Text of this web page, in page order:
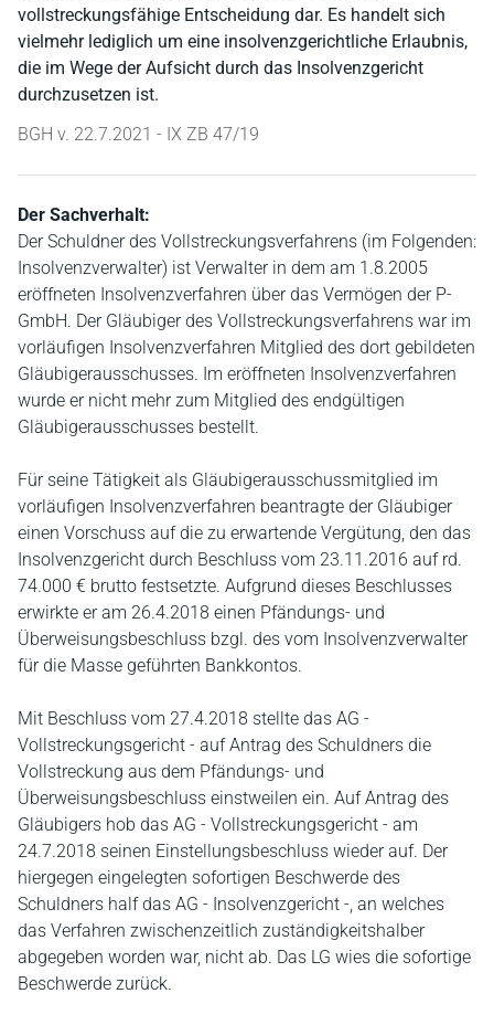
vollstreckungsfähige Entscheidung dar. Es handelt sich
vielmehr lediglich um eine insolvenzgerichtliche Erlaubnis,
die im Wege der Aufsicht durch das Insolvenzgericht
durchzusetzen ist.
BGH v. 22.7.2021 - IX ZB 47/19
Der Sachverhalt:
Der Schuldner des Vollstreckungsverfahrens (im Folgenden:
Insolvenzverwalter) ist Verwalter in dem am 1.8.2005
eröffneten Insolvenzverfahren über das Vermögen der P-
GmbH. Der Gläubiger des Vollstreckungsverfahrens war im
vorläufigen Insolvenzverfahren Mitglied des dort gebildeten
Gläubigerausschusses. Im eröffneten Insolvenzverfahren
wurde er nicht mehr zum Mitglied des endgültigen
Gläubigerausschusses bestellt.
Für seine Tätigkeit als Gläubigerausschussmitglied im
vorläufigen Insolvenzverfahren beantragte der Gläubiger
einen Vorschuss auf die zu erwartende Vergütung, den das
Insolvenzgericht durch Beschluss vom 23.11.2016 auf rd.
74.000 € brutto festsetzte. Aufgrund dieses Beschlusses
erwirkte er am 26.4.2018 einen Pfändungs- und
Überweisungsbeschluss bzgl. des vom Insolvenzverwalter
für die Masse geführten Bankkontos.
Mit Beschluss vom 27.4.2018 stellte das AG -
Vollstreckungsgericht - auf Antrag des Schuldners die
Vollstreckung aus dem Pfändungs- und
Überweisungsbeschluss einstweilen ein. Auf Antrag des
Gläubigers hob das AG - Vollstreckungsgericht - am
24.7.2018 seinen Einstellungsbeschluss wieder auf. Der
hiergegen eingelegten sofortigen Beschwerde des
Schuldners half das AG - Insolvenzgericht -, an welches
das Verfahren zwischenzeitlich zuständigkeitshalber
abgegeben worden war, nicht ab. Das LG wies die sofortige
Beschwerde zurück.